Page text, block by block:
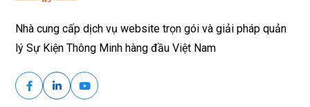
Nhà cung cấp dịch vụ website trọn gói và giải pháp quản
lý Sự Kiện Thông Minh hàng đầu Việt Nam